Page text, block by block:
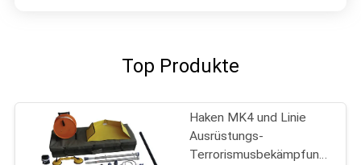
Top Produkte
Haken MK4 und Linie
Ausrüstungs-
Terrorismusbekämpfungs-